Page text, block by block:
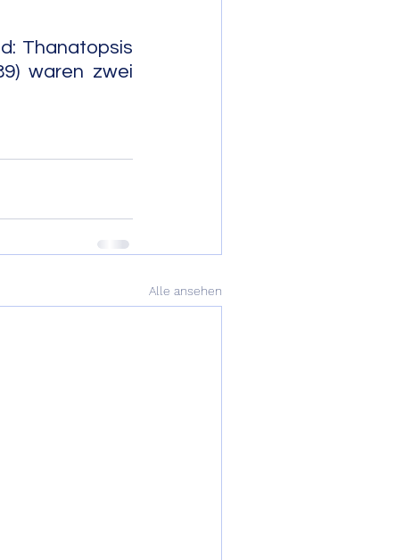
Thanatopsis
waren zwei
Alle ansehen